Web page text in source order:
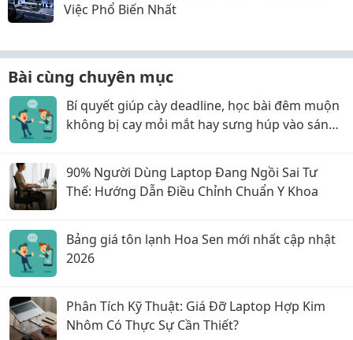
Việc Phổ Biến Nhất
Bài cùng chuyên mục
Bí quyết giúp cày deadline, học bài đêm muộn
không bị cay mỏi mắt hay sưng húp vào sáng
90% Người Dùng Laptop Đang Ngồi Sai Tư
Thế: Hướng Dẫn Điều Chỉnh Chuẩn Y Khoa
Bảng giá tôn lạnh Hoa Sen mới nhất cập nhật
2026
Phân Tích Kỹ Thuật: Giá Đỡ Laptop Hợp Kim
Nhôm Có Thực Sự Cần Thiết?